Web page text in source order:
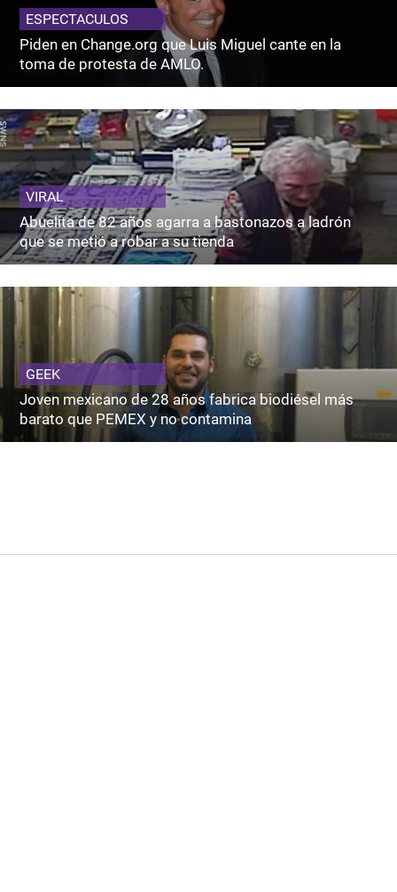
ESPECTACULOS
Piden en Change.org que Luis Miguel cante en la
toma de protesta de AMLO.
VIRAL
Abuelita de 82 años agarra a bastonazos a ladrón
que se metió a robar a su tienda
GEEK
Joven mexicano de 28 años fabrica biodiésel más
barato que PEMEX y no contamina